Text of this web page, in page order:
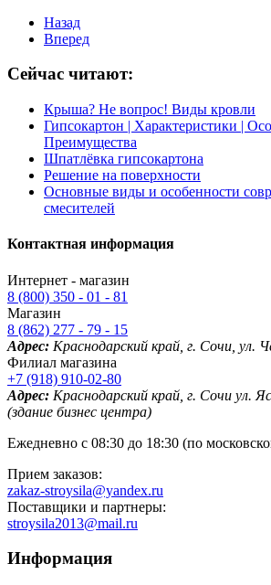
Назад
Вперед
Сейчас читают:
Крыша? Не вопрос! Виды кровли
Гипсокартон | Характеристики |
Преимущества
Шпатлёвка гипсокартона
Решение на поверхности
Основные виды и особенности
смесителей
Контактная информация
Интернет - магазин
8 (800) 350 - 01 - 81
Магазин
8 (862) 277 - 79 - 15
Адрес: Краснодарский край, г. Сочи, ул.
Филиал магазина
+7 (918) 910-02-80
Адрес: Краснодарский край, г. Сочи ул.
(здание бизнес центра)
Ежедневно с 08:30 до 18:30 (по
Прием заказов:
zakaz-stroysila@yandex.ru
Поставщики и партнеры:
stroysila2013@mail.ru
Информация